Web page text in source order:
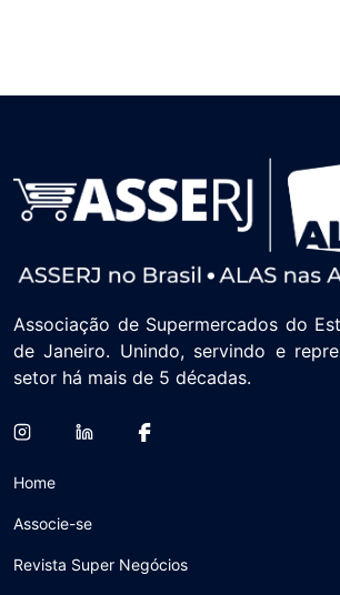
Associação de Supermercados do
de Janeiro. Unindo, servindo e
setor há mais de 5 décadas.
Home
Associe-se
Revista Super Negócios